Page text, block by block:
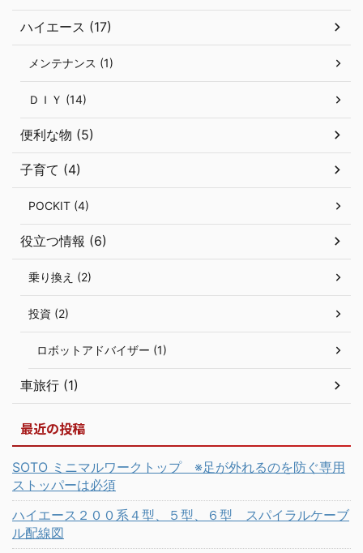
ハイエース (17)
メンテナンス (1)
ＤＩＹ (14)
便利な物 (5)
子育て (4)
POCKIT (4)
役立つ情報 (6)
乗り換え (2)
投資 (2)
ロボットアドバイザー (1)
車旅行 (1)
最近の投稿
SOTO ミニマルワークトップ ※足が外れるのを防ぐ専用
ストッパーは必須
ハイエース２００系４型、５型、６型 スパイラルケーブ
ル配線図